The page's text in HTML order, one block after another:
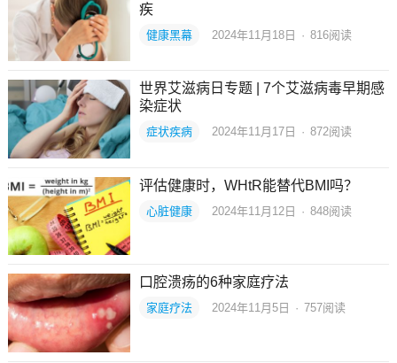
疾
健康黑幕 2024年11月18日 · 816阅读
世界艾滋病日专题 | 7个艾滋病毒早期感
染症状
症状疾病 2024年11月17日 · 872阅读
评估健康时，WHtR能替代BMI吗？
心脏健康 2024年11月12日 · 848阅读
口腔溃疡的6种家庭疗法
家庭疗法 2024年11月5日 · 757阅读